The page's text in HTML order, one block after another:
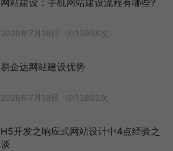
网站建设：手机网站建设流程有哪些?
2026年7月18日 13958次
易企达网站建设优势
2026年7月18日 13892次
H5开发之响应式网站设计中4点经验之
谈